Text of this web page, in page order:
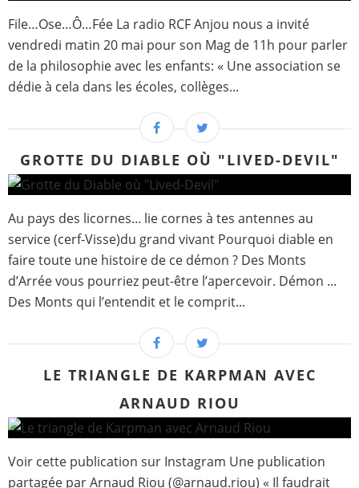
File…Ose…Ô…Fée La radio RCF Anjou nous a invité
vendredi matin 20 mai pour son Mag de 11h pour parler
de la philosophie avec les enfants: « Une association se
dédie à cela dans les écoles, collèges...
GROTTE DU DIABLE OÙ "LIVED-DEVIL"
Au pays des licornes... lie cornes à tes antennes au
service (cerf-Visse)du grand vivant Pourquoi diable en
faire toute une histoire de ce démon ? Des Monts
d’Arrée vous pourriez peut-être l’apercevoir. Démon ...
Des Monts qui l’entendit et le comprit...
LE TRIANGLE DE KARPMAN AVEC
ARNAUD RIOU
Voir cette publication sur Instagram Une publication
partagée par Arnaud Riou (@arnaud.riou) « Il faudrait